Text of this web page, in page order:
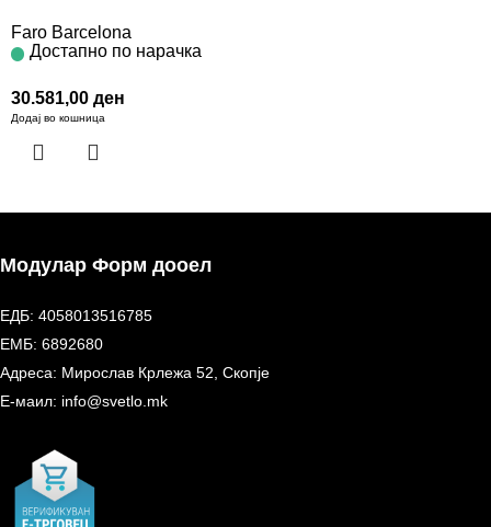
Faro Barcelona
Достапно по нарачка
30.581,00 ден
Додај во кошница
Модулар Форм дооел
ЕДБ: 4058013516785
ЕМБ: 6892680
Адреса: Мирослав Крлежа 52, Скопје
Е-маил: info@svetlo.mk